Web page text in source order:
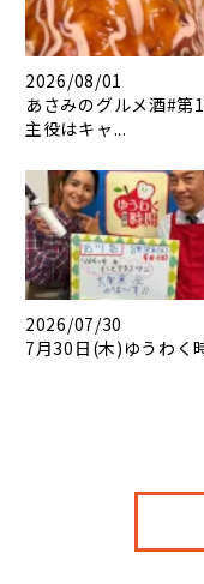
2026/08/01
あさみのグルメ酒#第
主役はキャ...
2026/07/30
7月30日(木)ゆうわく